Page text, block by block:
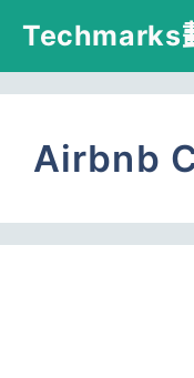
跳
主
容
Techmarks
Airbnb